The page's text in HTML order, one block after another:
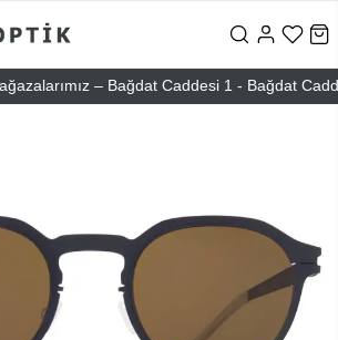
– Bağdat Caddesi 1 - Bağdat